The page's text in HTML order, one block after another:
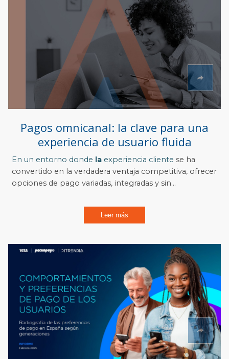
Pagos omnicanal: la clave para una
experiencia de usuario fluida
En un entorno donde la experiencia cliente se ha
convertido en la verdadera ventaja competitiva, ofrecer
opciones de pago variadas, integradas y sin...
Leer más